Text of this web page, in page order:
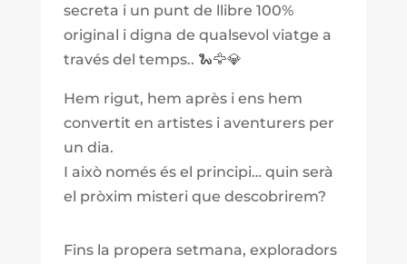
secreta i un punt de llibre 100%
original i digna de qualsevol viatge a
través del temps.. 🐍🦅💎
Hem rigut, hem après i ens hem
convertit en artistes i aventurers per
un dia.
I això només és el principi… quin serà
el pròxim misteri que descobrirem?
Fins la propera setmana, exploradors